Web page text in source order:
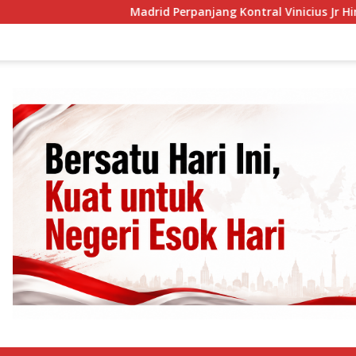
Madrid Perpanjang Kontral Vinicius Jr Hingga